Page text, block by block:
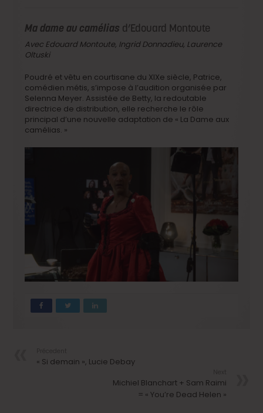
Ma dame au camélias d’Edouard Montoute
Avec Edouard Montoute, Ingrid Donnadieu, Laurence
Oltuski
Poudré et vêtu en courtisane du XIXe siècle, Patrice,
comédien métis, s’impose à l’audition organisée par
Selenna Meyer. Assistée de Betty, la redoutable
directrice de distribution, elle recherche le rôle
principal d’une nouvelle adaptation de « La Dame aux
camélias. »
« Si demain », Lucie Debay
Michiel Blanchart + Sam Raimi
= « You’re Dead Helen »